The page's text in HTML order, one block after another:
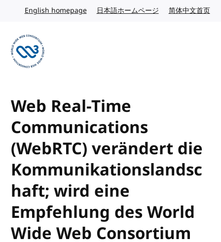
Skip to content
English homepageEnglish website
日本語ホームページ Japanese website
简体中文首页
Web Real-Time
Communications
(WebRTC) verändert die
Kommunikationslandsc
haft; wird eine
Empfehlung des World
Wide Web Consortium